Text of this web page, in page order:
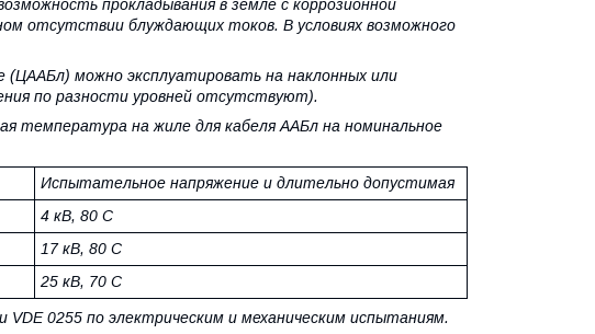
прокладывания в земле с коррозионной
отсутствии блуждающих токов. В условиях возможного
можно эксплуатировать на наклонных или
по разности уровней отсутствуют).
температура на жиле для кабеля ААБл на номинальное
Испытательное напряжение и длительно допустимая
4 кВ, 80 С
17 кВ, 80 С
25 кВ, 70 С
0255 по электрическим и механическим испытаниям.